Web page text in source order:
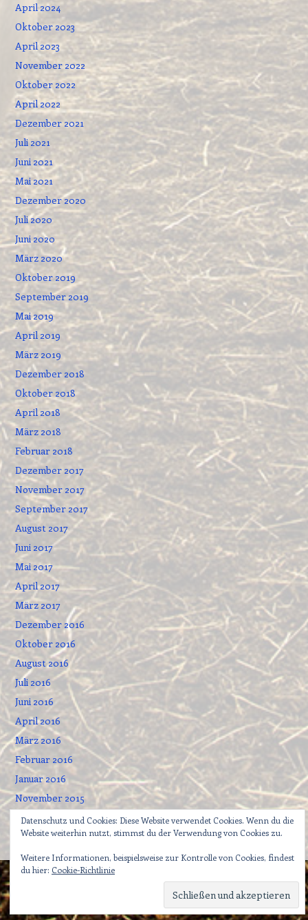
April 2024
Oktober 2023
April 2023
November 2022
Oktober 2022
April 2022
Dezember 2021
Juli 2021
Juni 2021
Mai 2021
Dezember 2020
Juli 2020
Juni 2020
März 2020
Oktober 2019
September 2019
Mai 2019
April 2019
März 2019
Dezember 2018
Oktober 2018
April 2018
März 2018
Februar 2018
Dezember 2017
November 2017
September 2017
August 2017
Juni 2017
Mai 2017
April 2017
März 2017
Dezember 2016
Oktober 2016
August 2016
Juli 2016
Juni 2016
April 2016
März 2016
Februar 2016
Januar 2016
November 2015
September 2015
Datenschutz und Cookies: Diese Website verwendet Cookies. Wenn du die
Website weiterhin nutzt, stimmst du der Verwendung von Cookies zu.
Weitere Informationen, beispielsweise zur Kontrolle von Cookies, findest
du hier: Cookie-Richtlinie